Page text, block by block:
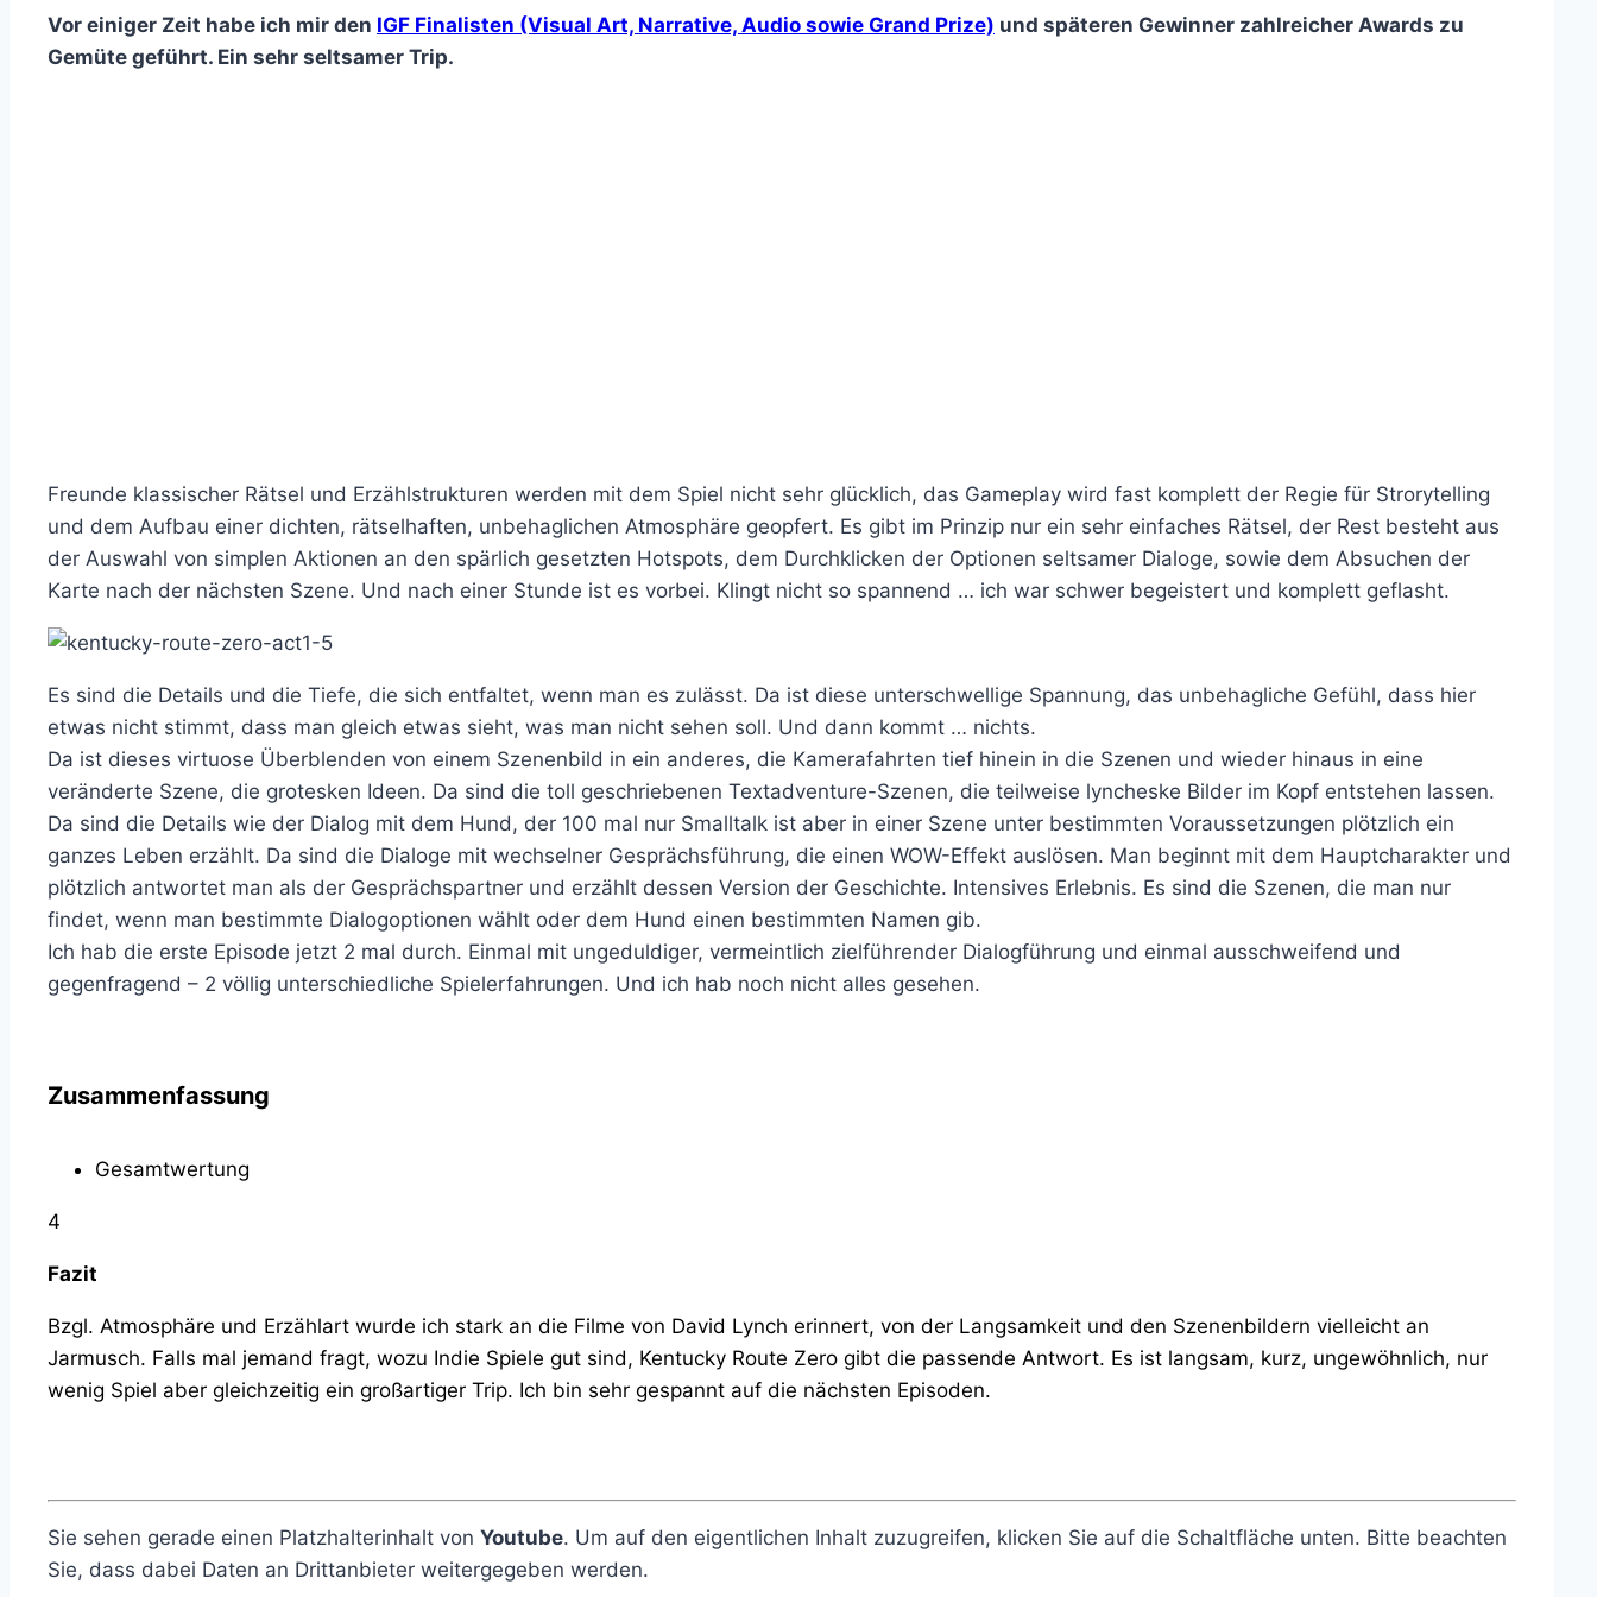
Vor einiger Zeit habe ich mir den IGF Finalisten (Visual Art, Narrative, Audio sowie Grand Prize) und späteren Gewinner zahlreicher Awards zu
Gemüte geführt. Ein sehr seltsamer Trip.
Freunde klassischer Rätsel und Erzählstrukturen werden mit dem Spiel nicht sehr glücklich, das Gameplay wird fast komplett der Regie für Strorytelling
und dem Aufbau einer dichten, rätselhaften, unbehaglichen Atmosphäre geopfert. Es gibt im Prinzip nur ein sehr einfaches Rätsel, der Rest besteht aus
der Auswahl von simplen Aktionen an den spärlich gesetzten Hotspots, dem Durchklicken der Optionen seltsamer Dialoge, sowie dem Absuchen der
Karte nach der nächsten Szene. Und nach einer Stunde ist es vorbei. Klingt nicht so spannend … ich war schwer begeistert und komplett geflasht.
Es sind die Details und die Tiefe, die sich entfaltet, wenn man es zulässt. Da ist diese unterschwellige Spannung, das unbehagliche Gefühl, dass hier
etwas nicht stimmt, dass man gleich etwas sieht, was man nicht sehen soll. Und dann kommt … nichts.
Da ist dieses virtuose Überblenden von einem Szenenbild in ein anderes, die Kamerafahrten tief hinein in die Szenen und wieder hinaus in eine
veränderte Szene, die grotesken Ideen. Da sind die toll geschriebenen Textadventure-Szenen, die teilweise lyncheske Bilder im Kopf entstehen lassen.
Da sind die Details wie der Dialog mit dem Hund, der 100 mal nur Smalltalk ist aber in einer Szene unter bestimmten Voraussetzungen plötzlich ein
ganzes Leben erzählt. Da sind die Dialoge mit wechselner Gesprächsführung, die einen WOW-Effekt auslösen. Man beginnt mit dem Hauptcharakter und
plötzlich antwortet man als der Gesprächspartner und erzählt dessen Version der Geschichte. Intensives Erlebnis. Es sind die Szenen, die man nur
findet, wenn man bestimmte Dialogoptionen wählt oder dem Hund einen bestimmten Namen gib.
Ich hab die erste Episode jetzt 2 mal durch. Einmal mit ungeduldiger, vermeintlich zielführender Dialogführung und einmal ausschweifend und
gegenfragend – 2 völlig unterschiedliche Spielerfahrungen. Und ich hab noch nicht alles gesehen.
Zusammenfassung
Gesamtwertung
4
Fazit
Bzgl. Atmosphäre und Erzählart wurde ich stark an die Filme von David Lynch erinnert, von der Langsamkeit und den Szenenbildern vielleicht an
Jarmusch. Falls mal jemand fragt, wozu Indie Spiele gut sind, Kentucky Route Zero gibt die passende Antwort. Es ist langsam, kurz, ungewöhnlich, nur
wenig Spiel aber gleichzeitig ein großartiger Trip. Ich bin sehr gespannt auf die nächsten Episoden.
Sie sehen gerade einen Platzhalterinhalt von Youtube. Um auf den eigentlichen Inhalt zuzugreifen, klicken Sie auf die Schaltfläche unten. Bitte beachten
Sie, dass dabei Daten an Drittanbieter weitergegeben werden.